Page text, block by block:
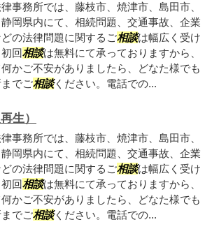
事務所では、藤枝市、焼津市、島田市、
岡県内にて、相続問題、交通事故、企業
の法律問題に関するご相談は幅広く受け
回相談は無料にて承っておりますから、
かご不安がありましたら、どなた様でも
でご相談ください。電話での...
生）
事務所では、藤枝市、焼津市、島田市、
岡県内にて、相続問題、交通事故、企業
の法律問題に関するご相談は幅広く受け
回相談は無料にて承っておりますから、
かご不安がありましたら、どなた様でも
でご相談ください。電話での...